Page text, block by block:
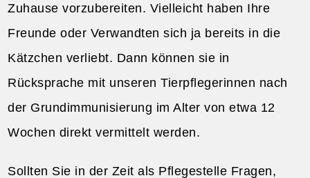
Zuhause vorzubereiten. Vielleicht haben Ihre
Freunde oder Verwandten sich ja bereits in die
Kätzchen verliebt. Dann können sie in
Rücksprache mit unseren Tierpflegerinnen nach
der Grundimmunisierung im Alter von etwa 12
Wochen direkt vermittelt werden.
Sollten Sie in der Zeit als Pflegestelle Fragen,